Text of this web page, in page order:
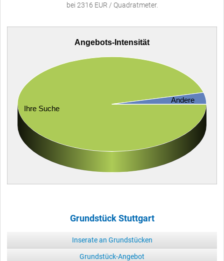
bei 2316 EUR / Quadratmeter.
Angebots-Intensität
Ihre Suche
Andere
Grundstück Stuttgart
Inserate an Grundstücken
Grundstück-Angebot